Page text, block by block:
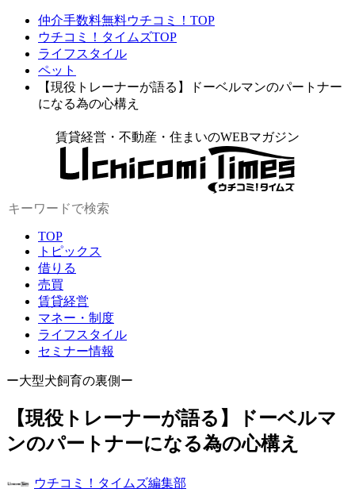
仲介手数料無料ウチコミ！TOP
ウチコミ！タイムズTOP
ライフスタイル
ペット
【現役トレーナーが語る】ドーベルマンのパートナー
になる為の心構え
賃貸経営・不動産・住まいのWEBマガジン
TOP
トピックス
借りる
売買
賃貸経営
マネー・制度
ライフスタイル
セミナー情報
ー大型犬飼育の裏側ー
【現役トレーナーが語る】ドーベルマ
ンのパートナーになる為の心構え
ウチコミ！タイムズ編集部